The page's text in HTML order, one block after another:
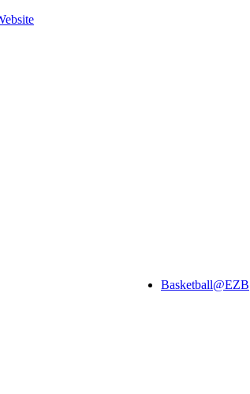
Basketball@EZB